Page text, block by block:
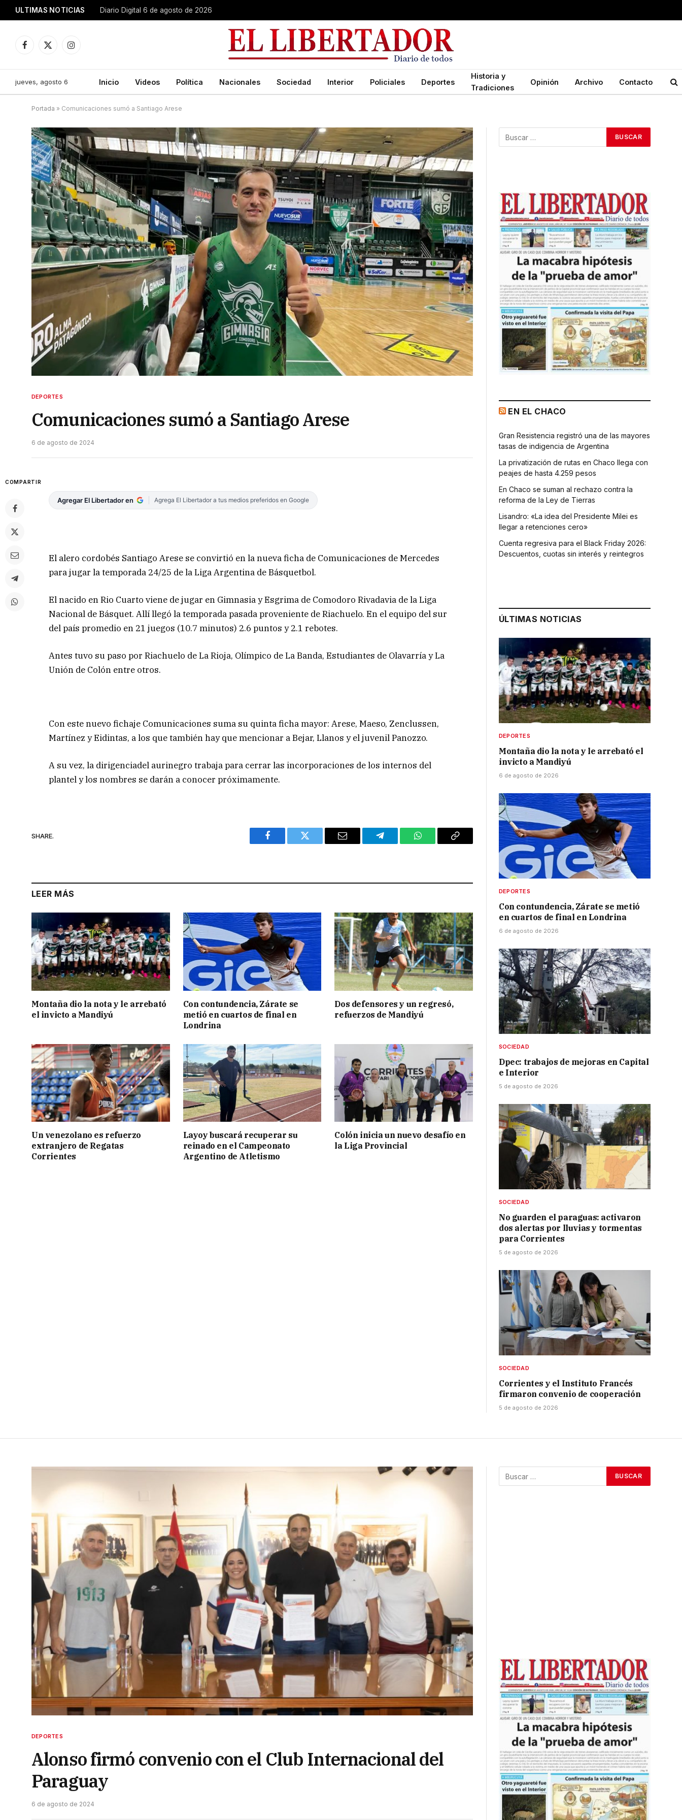
ULTIMAS NOTICIAS Diario Digital 6 de agosto de 2026
Facebook
X
Instagram
jueves, agosto 6 Inicio Videos Política Nacionales Sociedad Interior Policiales Deportes
Historia y
Tradiciones
Opinión Archivo Contacto
Portada » Comunicaciones sumó a Santiago Arese
DEPORTES
Comunicaciones sumó a Santiago Arese
6 de agosto de 2024
COMPARTIR
Agregar El Libertador en Agrega El Libertador a tus medios preferidos en Google
El alero cordobés Santiago Arese se convirtió en la nueva ficha de Comunicaciones de Mercedes
para jugar la temporada 24/25 de la Liga Argentina de Básquetbol.
El nacido en Rio Cuarto viene de jugar en Gimnasia y Esgrima de Comodoro Rivadavia de la Liga
Nacional de Básquet. Allí llegó la temporada pasada proveniente de Riachuelo. En el equipo del sur
del país promedio en 21 juegos (10.7 minutos) 2.6 puntos y 2.1 rebotes.
Antes tuvo su paso por Riachuelo de La Rioja, Olímpico de La Banda, Estudiantes de Olavarría y La
Unión de Colón entre otros.
Con este nuevo fichaje Comunicaciones suma su quinta ficha mayor: Arese, Maeso, Zenclussen,
Martínez y Eidintas, a los que también hay que mencionar a Bejar, Llanos y el juvenil Panozzo.
A su vez, la dirigenciadel aurinegro trabaja para cerrar las incorporaciones de los internos del
plantel y los nombres se darán a conocer próximamente.
SHARE.
Facebook Twitter Email Telegram WhatsAppCopy
LEER MÁS
Montaña dio la nota y le arrebató
el invicto a Mandiyú
Con contundencia, Zárate se
metió en cuartos de final en
Londrina
Dos defensores y un regresó,
refuerzos de Mandiyú
Un venezolano es refuerzo
extranjero de Regatas
Corrientes
Layoy buscará recuperar su
reinado en el Campeonato
Argentino de Atletismo
Colón inicia un nuevo desafío en
la Liga Provincial
EN EL CHACO
Gran Resistencia registró una de las mayores
tasas de indigencia de Argentina
La privatización de rutas en Chaco llega con
peajes de hasta 4.259 pesos
En Chaco se suman al rechazo contra la
reforma de la Ley de Tierras
Lisandro: «La idea del Presidente Milei es
llegar a retenciones cero»
Cuenta regresiva para el Black Friday 2026:
Descuentos, cuotas sin interés y reintegros
ÚLTIMAS NOTICIAS
DEPORTES
Montaña dio la nota y le arrebató el
invicto a Mandiyú
6 de agosto de 2026
DEPORTES
Con contundencia, Zárate se metió
en cuartos de final en Londrina
6 de agosto de 2026
SOCIEDAD
Dpec: trabajos de mejoras en Capital
e Interior
5 de agosto de 2026
SOCIEDAD
No guarden el paraguas: activaron
dos alertas por lluvias y tormentas
para Corrientes
5 de agosto de 2026
SOCIEDAD
Corrientes y el Instituto Francés
firmaron convenio de cooperación
5 de agosto de 2026
DEPORTES
Alonso firmó convenio con el Club Internacional del
Paraguay
6 de agosto de 2024